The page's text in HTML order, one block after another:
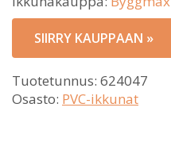
SIIRRY KAUPPAAN »
Tuotetunnus: 624047
Osasto: PVC-ikkunat